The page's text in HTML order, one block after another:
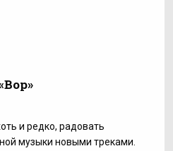
и редко, радовать
музыки новыми треками.